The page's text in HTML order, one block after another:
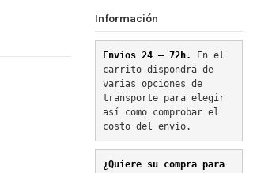
Información
Envíos 24 – 72h.
En el
carrito dispondrá de
varias opciones de
transporte para elegir
así como comprobar el
costo del envío.
¿Quiere su compra para